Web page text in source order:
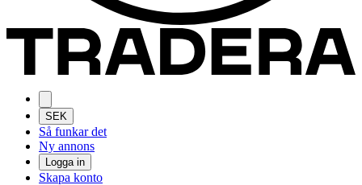
SEK
Så funkar det
Ny annons
Logga in
Skapa konto